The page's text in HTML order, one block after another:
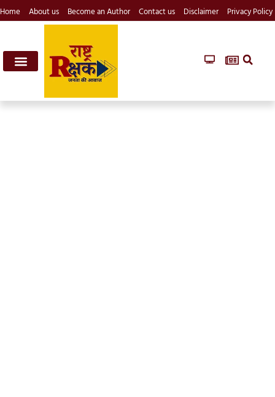
Home About us Become an Author Contact us Disclaimer Privacy Policy